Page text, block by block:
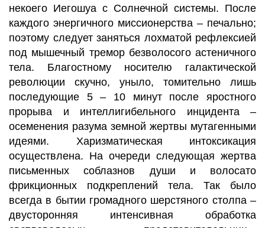
некоего Иегошуа с Солнечной системы. После
каждого энергичного миссионерства – печально;
поэтому следует заняться лохматой рефлексией
под мышечный тремор безволосого астеничного
тела. Благостному носителю галактической
революции скучно, уныло, томительно лишь
последующие 5 – 10 минут после яростного
прорыва и интеллигибельного инцидента –
осеменения разума земной жертвы мутагенными
идеями. Харизматическая интоксикация
осуществлена. На очереди следующая жертва
письменных соблазнов души и волосато
фрикционных подкреплений тела. Так было
всегда в бытии громадного шерстяного столпа –
двусторонняя интенсивная обработка